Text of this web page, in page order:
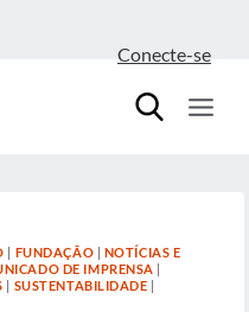
Conecte-se
| FUNDAÇÃO | NOTÍCIAS E
DE IMPRENSA |
| SUSTENTABILIDADE |